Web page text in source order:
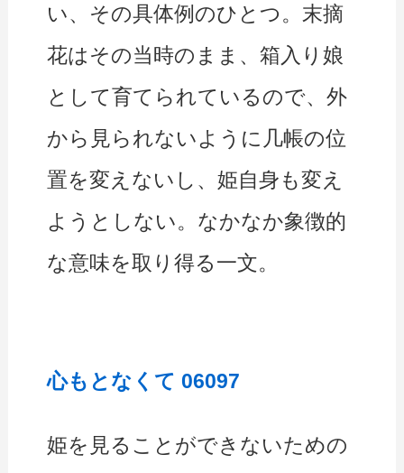
い、その具体例のひとつ。末摘
花はその当時のまま、箱入り娘
として育てられているので、外
から見られないように几帳の位
置を変えないし、姫自身も変え
ようとしない。なかなか象徴的
な意味を取り得る一文。
心もとなくて 06097
姫を見ることができないための